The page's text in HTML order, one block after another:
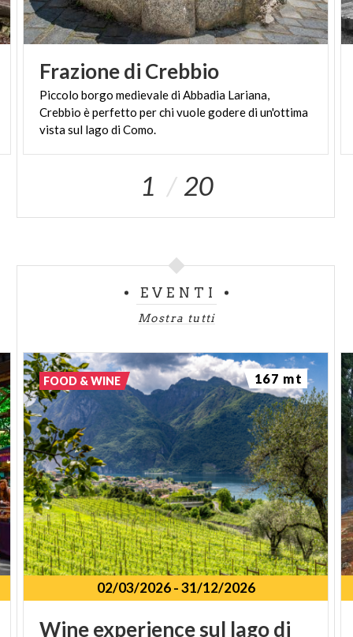
Frazionedi Crebbio
Piccolo borgo medievale di Abbadia Lariana,
Crebbio è perfetto per chi vuole godere di un'ottima
vista sul lago di Como.
1 20
EVENTI
Mostra tutti
02/03/2026-31/12/2026
Wine experience sul lago di
FOOD & WINE 167 mt